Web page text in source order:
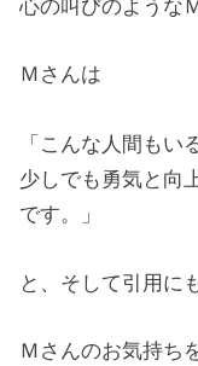
心の叫びのような
Ｍさんは
「こんな人間もい
少しでも勇気と向
です。」
と、そして引用に
Ｍさんのお気持ち